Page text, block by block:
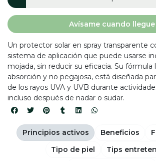
Avísame cuando llegue
Un protector solar en spray transparente
sistema de aplicación que puede usarse
mojada, sin reducir su eficacia. Su fórmula
absorción y no pegajosa, está diseñada
de los rayos UVA y UVB durante
incluso después de nadar o sudar.
Principios activos Beneficios
Tipo de piel
Tips